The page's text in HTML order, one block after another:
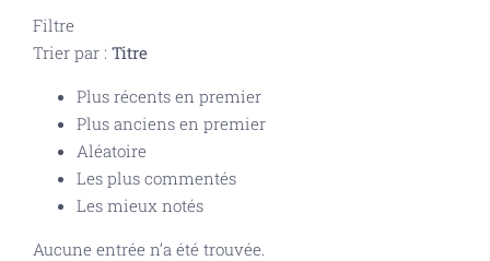
Filtre
Trier par : Titre
Plus récents en premier
Plus anciens en premier
Aléatoire
Les plus commentés
Les mieux notés
Aucune entrée n’a été trouvée.